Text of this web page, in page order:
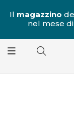
Il magazzino
nel mese